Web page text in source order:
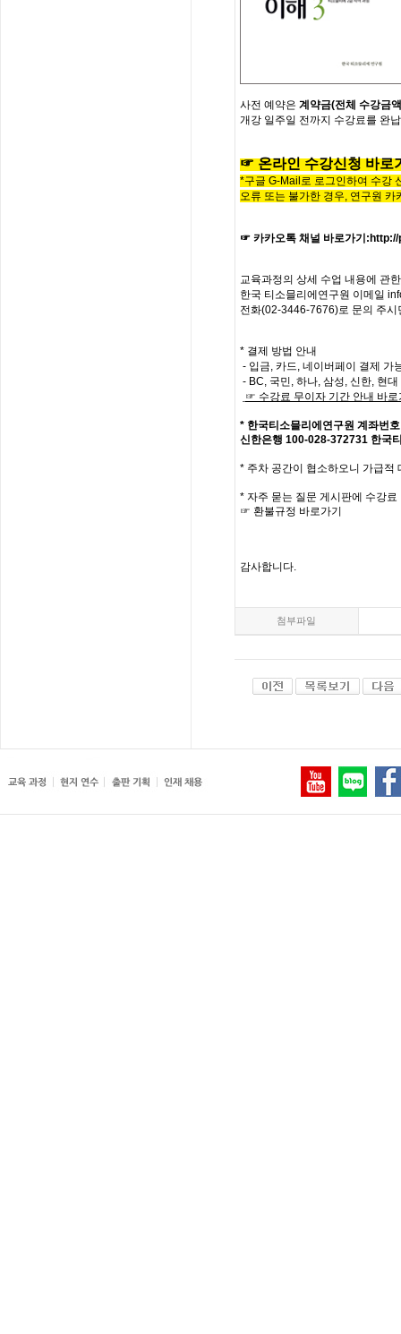
사전 예약은 계약금(전체 수강금
개강 일주일 전까지 수강료를 완
☞온라인수강신청 바로
*구글 G-Mail로 로그인하여 수강
오류 또는 불가한 경우, 연구원 카
☞ 카카오톡 채널 바로가기 :
교육과정의 상세 수업 내용에 관한
한국 티소믈리에 연구원 이메일
전화(02-3446-7676)로 문의 주시
* 결제 방법 안내
- 입금, 카드, 네이버페이 결제 가
- BC, 국민, 하나, 삼성, 신한, 현
☞ 수강료 무이자 기간 안내 바로
* 한국티소믈리에연구원 계좌번호
신한은행 100-028-372731 한국
* 주차 공간이 협소하오니 가급적
* 자주 묻는 질문 게시판에 수강료
☞ 환불규정 바로가기
감사합니다.
첨부파일